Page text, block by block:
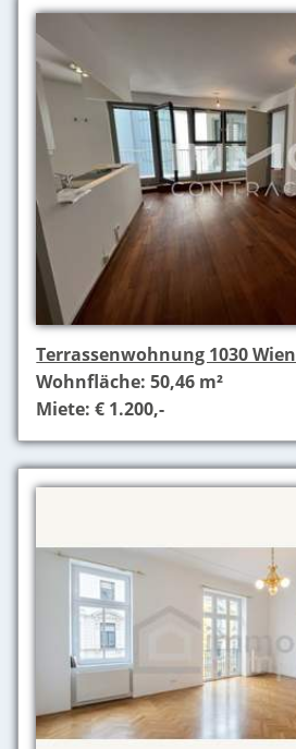
Terrassenwohnung 1030 Wien
Wohnfläche: 50,46 m²
Miete: € 1.200,-